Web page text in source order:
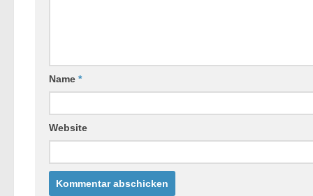
Name *
Website